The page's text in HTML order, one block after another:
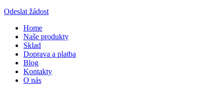
Odeslat žádost
Home
Naše produkty
Sklad
Doprava a platba
Blog
Kontakty
O nás